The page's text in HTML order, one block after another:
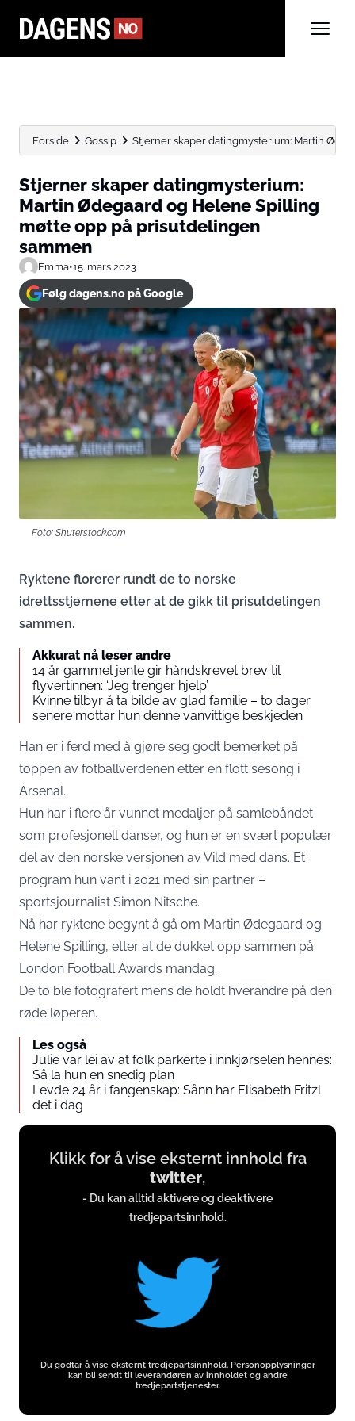
Forside Gossip Stjerner skaper datingmysterium: Martin
Stjerner skaper datingmysterium:
Martin Ødegaard og Helene Spilling
møtte opp på prisutdelingen
sammen
Emma•15. mars 2023
Følg dagens.no på Google
Foto: Shuterstock.com
Ryktene florerer rundt de to norske
idrettsstjernene etter at de gikk til prisutdelingen
sammen.
Akkurat nå leser andre
14 år gammel jente gir håndskrevet brev til
flyvertinnen: ‘Jeg trenger hjelp’
Kvinne tilbyr å ta bilde av glad familie – to dager
senere mottar hun denne vanvittige beskjeden
Han er i ferd med å gjøre seg godt bemerket på
toppen av fotballverdenen etter en flott sesong i
Arsenal.
Hun har i flere år vunnet medaljer på samlebåndet
som profesjonell danser, og hun er en svært populær
del av den norske versjonen av Vild med dans. Et
program hun vant i 2021 med sin partner –
sportsjournalist Simon Nitsche.
Nå har ryktene begynt å gå om Martin Ødegaard og
Helene Spilling, etter at de dukket opp sammen på
London Football Awards mandag.
De to ble fotografert mens de holdt hverandre på den
røde løperen.
Les også
Julie var lei av at folk parkerte i innkjørselen hennes:
Så la hun en snedig plan
Levde 24 år i fangenskap: Sånn har Elisabeth Fritzl
det i dag
Display
contentKlikk for å vise eksternt innhold fra
twitter,
- Du kan alltid aktivere og deaktivere
tredjepartsinnhold.
Du godtar å vise eksternt tredjepartsinnhold. Personopplysninger
kan bli sendt til leverandøren av innholdet og andre
tredjepartstjenester.